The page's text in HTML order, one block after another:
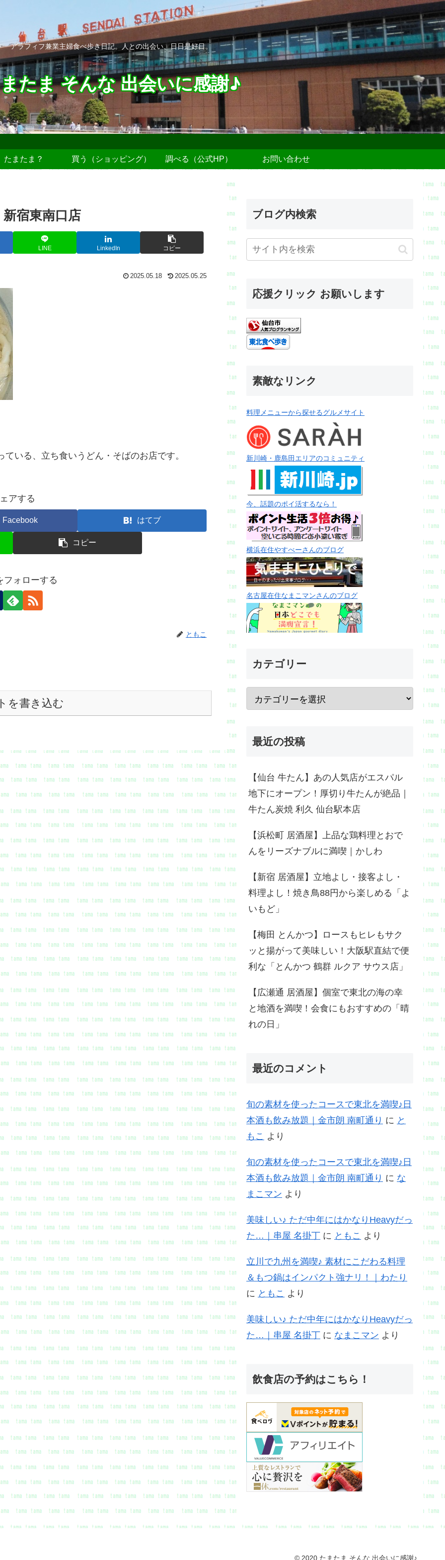
アラフィフ兼業主婦食べ歩き日記。人との出会い、日日是好日。
たま そんな 出会いに感謝♪
たまたま？ 買う（ショッピング） 調べる（公式HP） お問い合わせ
宿東南口店
LINE LinkedIn コピー
2025.05.18 2025.05.25
いる、立ち食いうどん・そばのお店です。
アする
Facebook はてブ
コピー
フォローする
ともこ
を書き込む
ブログ内検索
応援クリック お願いします
素敵なリンク
料理メニューから探せるグルメサイト
新川崎・鹿島田エリアのコミュニティ
今、話題のポイ活するなら！
横浜在住やすべーさんのブログ
名古屋在住なまこマンさんのブログ
カテゴリー
最近の投稿
【仙台 牛たん】あの人気店がエスパル
地下にオープン！厚切り牛たんが絶品｜
牛たん炭焼 利久 仙台駅本店
【浜松町 居酒屋】上品な鶏料理とおで
んをリーズナブルに満喫｜かしわ
【新宿 居酒屋】立地よし・接客よし・
料理よし！焼き鳥88円から楽しめる「よ
いもど」
【梅田 とんかつ】ロースもヒレもサク
ッと揚がって美味しい！大阪駅直結で便
利な「とんかつ 鶴群 ルクア サウス店」
【広瀬通 居酒屋】個室で東北の海の幸
と地酒を満喫！会食にもおすすめの「晴
れの日」
最近のコメント
旬の素材を使ったコースで東北を満喫♪日
本酒も飲み放題｜金市朗 南町通り に と
もこ より
旬の素材を使ったコースで東北を満喫♪日
本酒も飲み放題｜金市朗 南町通り に な
まこマン より
美味しい♪ ただ中年にはかなりHeavyだっ
た…｜串屋 名掛丁 に ともこ より
立川で九州を満喫♪ 素材にこだわる料理
＆もつ鍋はインパクト強ナリ！｜わたり
に ともこ より
美味しい♪ ただ中年にはかなりHeavyだっ
た…｜串屋 名掛丁 に なまこマン より
飲食店の予約はこちら！
© 2020 たまたま そんな 出会いに感謝♪.